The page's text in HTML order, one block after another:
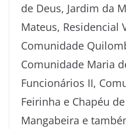
de Deus, Jardim da
Mateus, Residencial
Comunidade
Comunidade Maria
Funcionários II,
Feirinha e Chapéu
Mangabeira e